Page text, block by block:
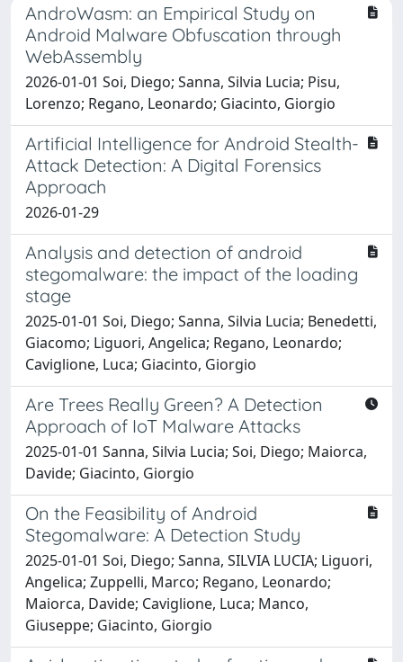
AndroWasm: an Empirical Study on
Android Malware Obfuscation through
WebAssembly
2026-01-01 Soi, Diego; Sanna, Silvia Lucia; Pisu,
Lorenzo; Regano, Leonardo; Giacinto, Giorgio
Artificial Intelligence for Android Stealth-
Attack Detection: A Digital Forensics
Approach
2026-01-29
Analysis and detection of android
stegomalware: the impact of the loading
stage
2025-01-01 Soi, Diego; Sanna, Silvia Lucia; Benedetti,
Giacomo; Liguori, Angelica; Regano, Leonardo;
Caviglione, Luca; Giacinto, Giorgio
Are Trees Really Green? A Detection
Approach of IoT Malware Attacks
2025-01-01 Sanna, Silvia Lucia; Soi, Diego; Maiorca,
Davide; Giacinto, Giorgio
On the Feasibility of Android
Stegomalware: A Detection Study
2025-01-01 Soi, Diego; Sanna, SILVIA LUCIA; Liguori,
Angelica; Zuppelli, Marco; Regano, Leonardo;
Maiorca, Davide; Caviglione, Luca; Manco,
Giuseppe; Giacinto, Giorgio